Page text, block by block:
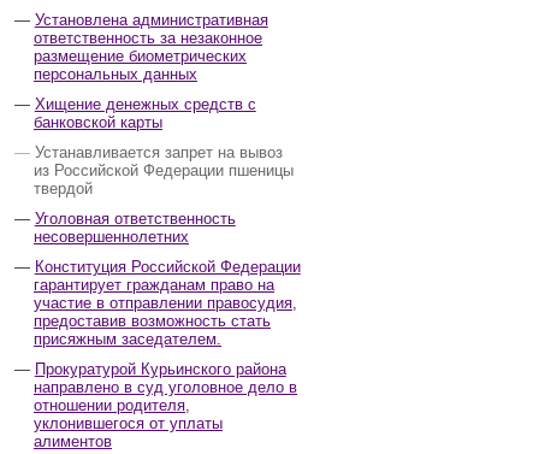
Установлена административная
ответственность за незаконное
размещение биометрических
персональных данных
Хищение денежных средств с
банковской карты
Устанавливается запрет на вывоз
из Российской Федерации пшеницы
твердой
Уголовная ответственность
несовершеннолетних
Конституция Российской Федерации
гарантирует гражданам право на
участие в отправлении правосудия,
предоставив возможность стать
присяжным заседателем.
Прокуратурой Курьинского района
направлено в суд уголовное дело в
отношении родителя,
уклонившегося от уплаты
алиментов